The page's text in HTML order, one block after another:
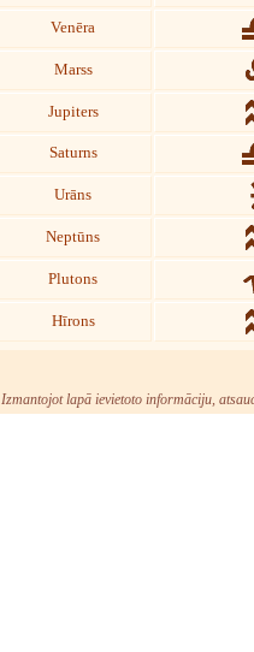
Venēra
Marss
Jupiters
Saturns
Urāns
Neptūns
Plutons
Hīrons
Izmantojot lapā ievietoto informāciju,